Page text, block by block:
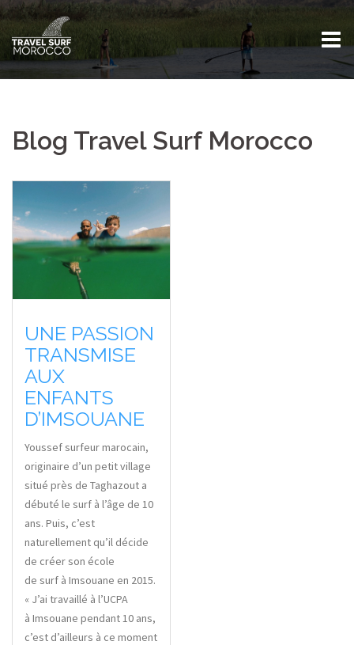
Skip
content
Blog Travel Surf Morocco
UNE PASSION
TRANSMISE
AUX
ENFANTS
D’IMSOUANE
Youssef surfeur marocain,
originaire d’un petit village
situé près de Taghazout a
débuté le surf à l’âge de 10
ans. Puis, c’est
naturellement qu’il décide
de créer son école
de surf à Imsouane en 2015.
« J’ai travaillé à l’UCPA
à Imsouane pendant 10 ans,
c’est d’ailleurs à ce moment